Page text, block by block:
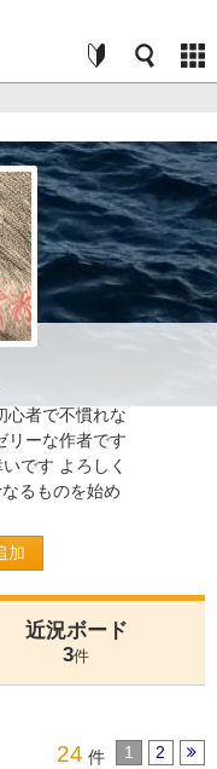
心者で不慣れな
リーな作者です
です よろしく
るものを始め
加
近況ボード
3件
24 件 1 2